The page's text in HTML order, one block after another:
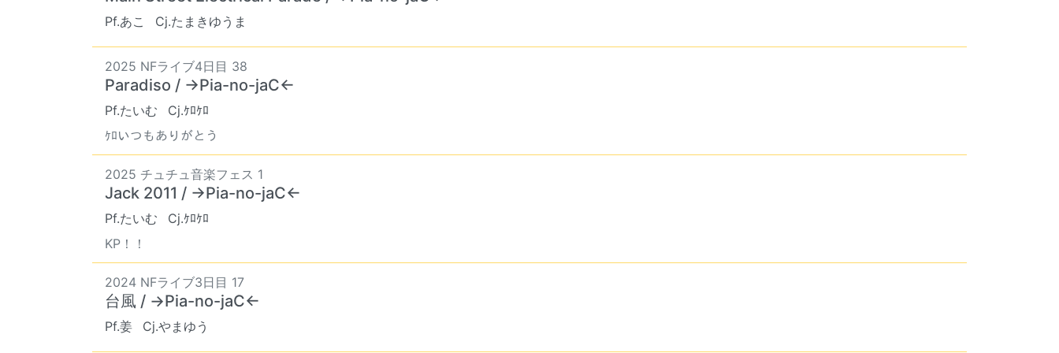
Pf.あこ Cj.たまきゆうま
2025 NFライブ4日目 38
Paradiso / →Pia-no-jaC←
Pf.たいむ
Cj.ｹﾛｹﾛ
ｹﾛいつもありがとう
2025 チュチュ音楽フェス 1
Jack 2011 / →Pia-no-jaC←
Pf.たいむ
Cj.ｹﾛｹﾛ
KP！！
2024 NFライブ3日目 17
台風 / →Pia-no-jaC←
Pf.姜 Cj.やまゆう